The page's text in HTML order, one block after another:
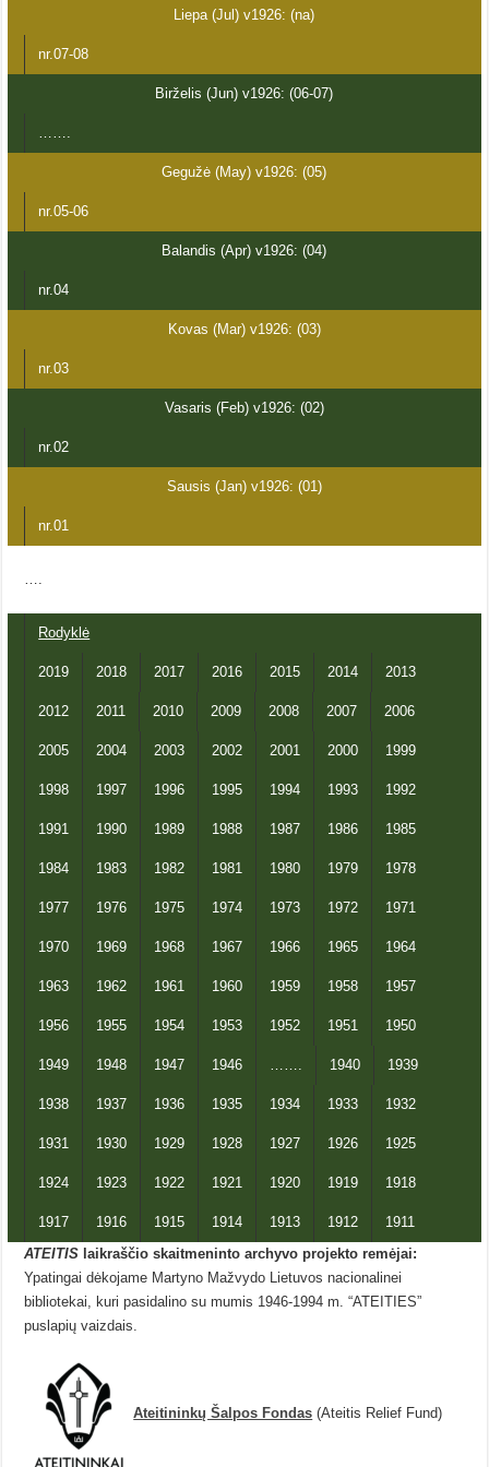
Liepa (Jul) v1926: (na)
nr.07-08
Birželis (Jun) v1926: (06-07)
Gegužė (May) v1926: (05)
nr.05-06
Balandis (Apr) v1926: (04)
nr.04
Kovas (Mar) v1926: (03)
nr.03
Vasaris (Feb) v1926: (02)
nr.02
Sausis (Jan) v1926: (01)
nr.01
Rodyklė
2019 2018 2017 2016 2015 2014 2013
2012 2011 2010 2009 2008 2007 2006
2005 2004 2003 2002 2001 2000 1999
1998 1997 1996 1995 1994 1993 1992
1991 1990 1989 1988 1987 1986 1985
1984 1983 1982 1981 1980 1979 1978
1977 1976 1975 1974 1973 1972 1971
1970 1969 1968 1967 1966 1965 1964
1963 1962 1961 1960 1959 1958 1957
1956 1955 1954 1953 1952 1951 1950
1949 1948 1947 1946 1940 1939
1938 1937 1936 1935 1934 1933 1932
1931 1930 1929 1928 1927 1926 1925
1924 1923 1922 1921 1920 1919 1918
1917 1916 1915 1914 1913 1912
1911
ATEITIS laikraščio skaitmeninto archyvo projekto remėjai:
Ypatingai dėkojame Martyno Mažvydo Lietuvos nacionalinei
bibliotekai, kuri pasidalino su mumis 1946-1994 m. “ATEITIES”
puslapių vaizdais.
Ateitininkų Šalpos Fondas (Ateitis Relief Fund)